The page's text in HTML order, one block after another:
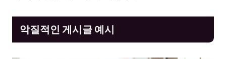
악질적인 게시글 예시